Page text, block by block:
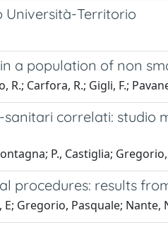
Territorio
a population of non
R.; Carfora, R.; Gigli, F.;
correlati: studio
P., Castiglia;
procedures: results
Gregorio, Pasquale; Nante,